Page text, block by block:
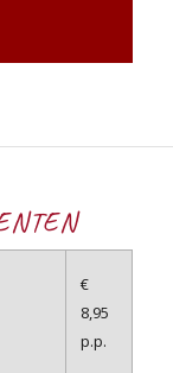
€
8,95
p.p.